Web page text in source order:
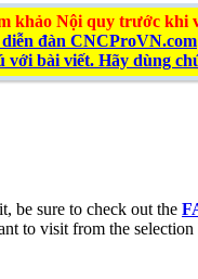
khảo Nội quy trước khi
đàn CNCProVN.com
với bài viết. Hãy dùng
be sure to check out the
to visit from the selection